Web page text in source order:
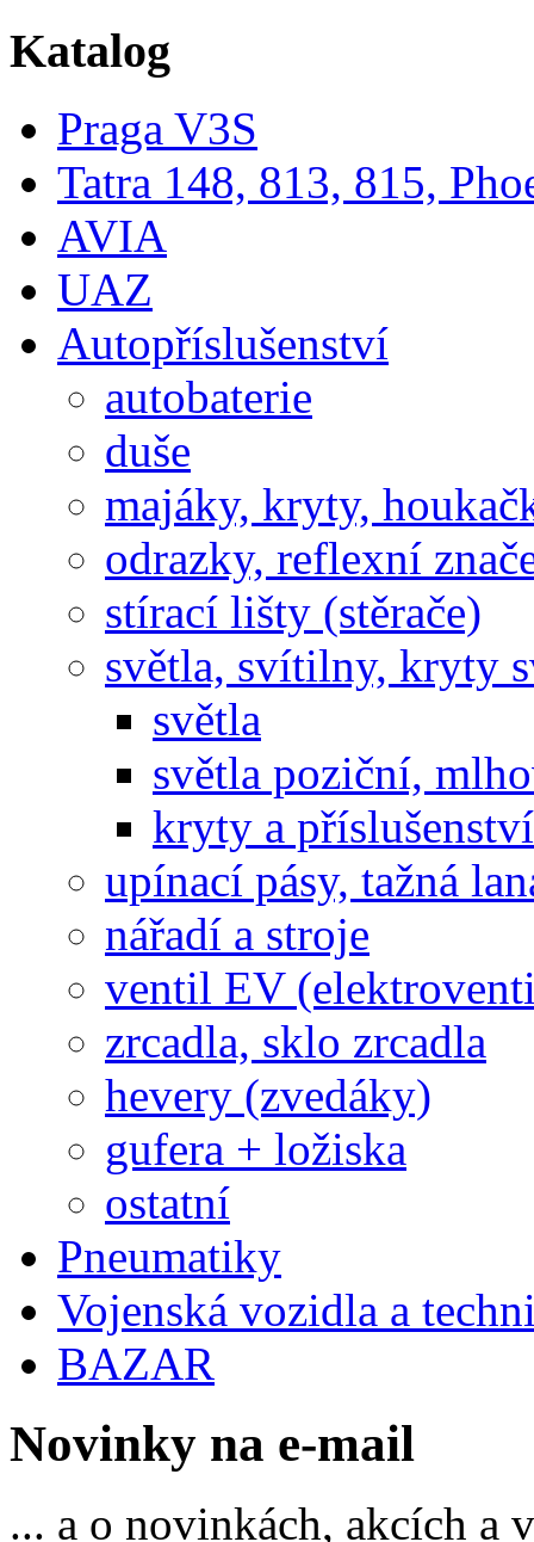
Katalog
Praga V3S
Tatra 148, 813, 815,
AVIA
UAZ
Autopříslušenství
autobaterie
duše
majáky, kryty,
odrazky, reflexní
stírací lišty (stěrače)
světla, svítilny, kryty
světla
světla poziční,
kryty a
upínací pásy, tažná
nářadí a stroje
ventil EV
zrcadla, sklo zrcadla
hevery (zvedáky)
gufera + ložiska
ostatní
Pneumatiky
Vojenská vozidla a
BAZAR
Novinky na e-mail
... a o novinkách, akcích